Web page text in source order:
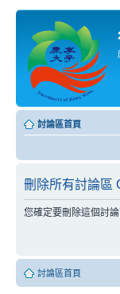
討論區首頁
刪除所有討論區
您確定要刪除這個討
討論區首頁